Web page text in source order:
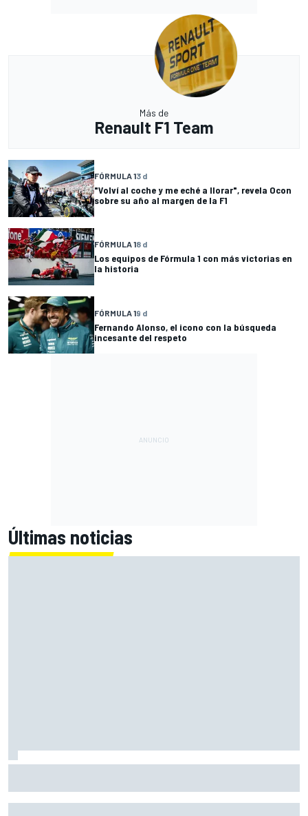
Más de
Renault F1 Team
FÓRMULA 13 d
"Volví al coche y me eché a llorar", revela Ocon
sobre su año al margen de la F1
FÓRMULA 18 d
Los equipos de Fórmula 1 con más victorias en
la historia
FÓRMULA 19 d
Fernando Alonso, el icono con la búsqueda
incesante del respeto
Últimas noticias